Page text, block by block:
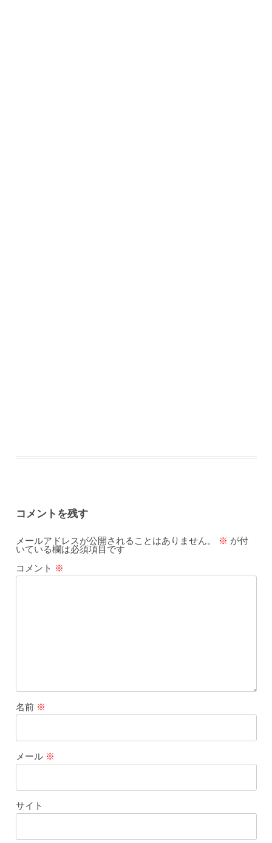
コメントを残す
メールアドレスが公開されることはありません。 ※ が付
いている欄は必須項目です
コメント ※
名前 ※
メール ※
サイト